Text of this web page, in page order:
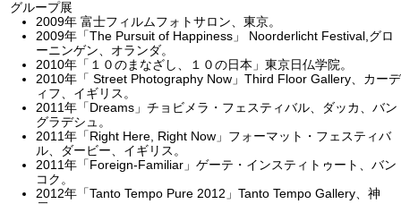
グループ展
2009年 富士フィルムフォトサロン、東京。
2009年「The Pursuit of Happiness」 Noorderlicht Festival,グロ
ーニンゲン、オランダ。
2010年「１０のまなざし、１０の日本」東京日仏学院。
2010年「 Street Photography Now」Third Floor Gallery、カーデ
ィフ、イギリス。
2011年「Dreams」チョビメラ・フェスティバル、ダッカ、バン
グラデシュ。
2011年「Right Here, Right Now」フォーマット・フェスティバ
ル、ダービー、イギリス。
2011年「Foreign-Familiar」ゲーテ・インスティトゥート、バン
コク。
2012年「Tanto Tempo Pure 2012」Tanto Tempo Gallery、神